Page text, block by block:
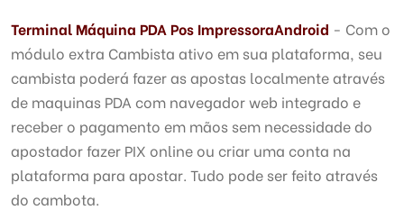
Terminal Máquina PDA Pos ImpressoraAndroid - Com o
módulo extra Cambista ativo em sua plataforma, seu
cambista poderá fazer as apostas localmente através
de maquinas PDA com navegador web integrado e
receber o pagamento em mãos sem necessidade do
apostador fazer PIX online ou criar uma conta na
plataforma para apostar. Tudo pode ser feito através
do cambota.